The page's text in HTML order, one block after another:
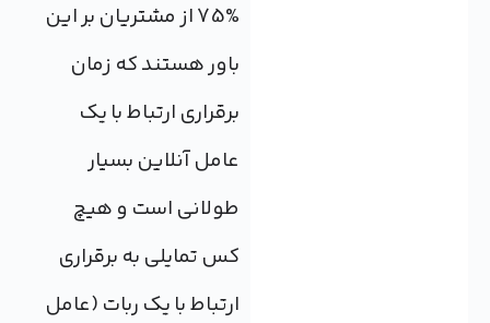
75% از مشتریان بر این
باور هستند که زمان
برقراری ارتباط با یک
عامل آنلاین بسیار
طولانی است و هیچ
کس تمایلی به برقراری
ارتباط با یک ربات (عامل